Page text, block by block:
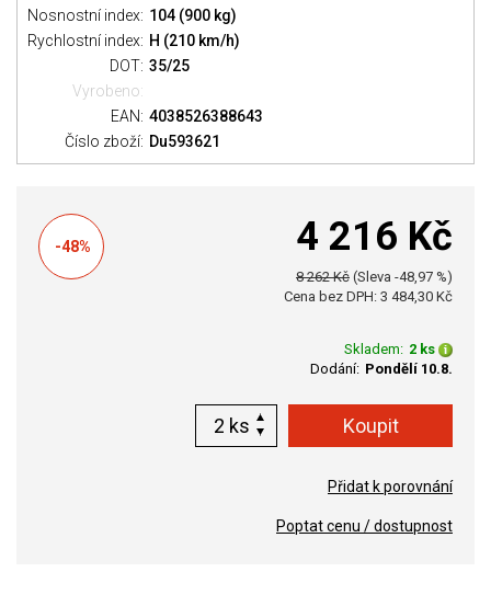
Nosnostní index: 104 (900 kg)
Rychlostní index: H (210 km/h)
DOT: 35/25
Vyrobeno:
EAN: 4038526388643
Číslo zboží: Du593621
-48% 4 216 Kč
8 262 Kč (Sleva -48,97 %)
Cena bez DPH: 3 484,30 Kč
Skladem: 2 ks
Dodání: Pondělí 10.8.
ks
Přidat k porovnání
Poptat cenu / dostupnost